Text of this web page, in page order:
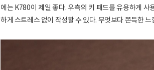
에는 K780이 제일 좋다. 우측의 키 패드를 유용하게
하게 스트레스 없이 작성할 수 있다. 무엇보다 쫀득한